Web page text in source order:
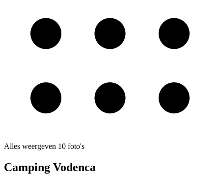
Alles weergeven 10 foto's
Camping Vodenca